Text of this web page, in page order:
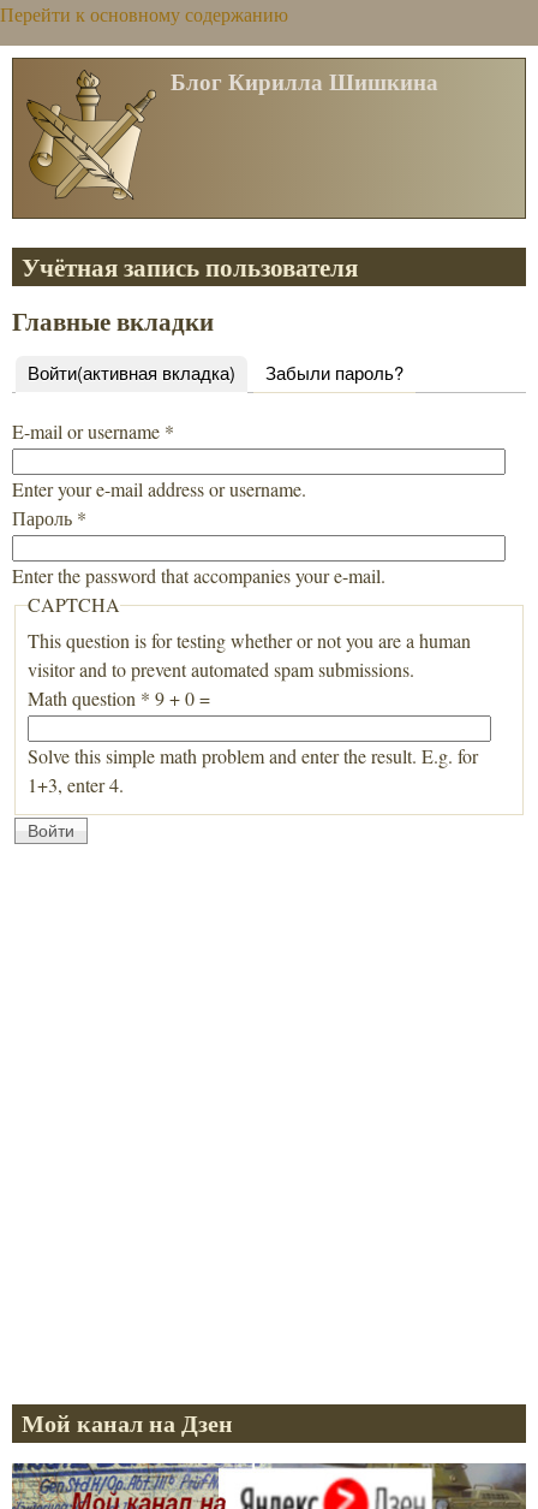
Перейти к основному содержанию
Блог Кирилла Шишкина
Учётная запись пользователя
Главные вкладки
Войти(активная вкладка) Забыли пароль?
E-mail or username *
Enter your e-mail address or username.
Пароль *
Enter the password that accompanies your e-mail.
CAPTCHA
This question is for testing whether or not you are a human
visitor and to prevent automated spam submissions.
Math question * 9 + 0 =
Solve this simple math problem and enter the result. E.g. for
1+3, enter 4.
Мой канал на Дзен